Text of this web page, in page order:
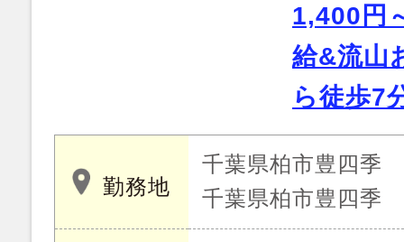
1,400円
給&流山
ら徒歩7
勤務地
千葉県柏市豊四季
千葉県柏市豊四季